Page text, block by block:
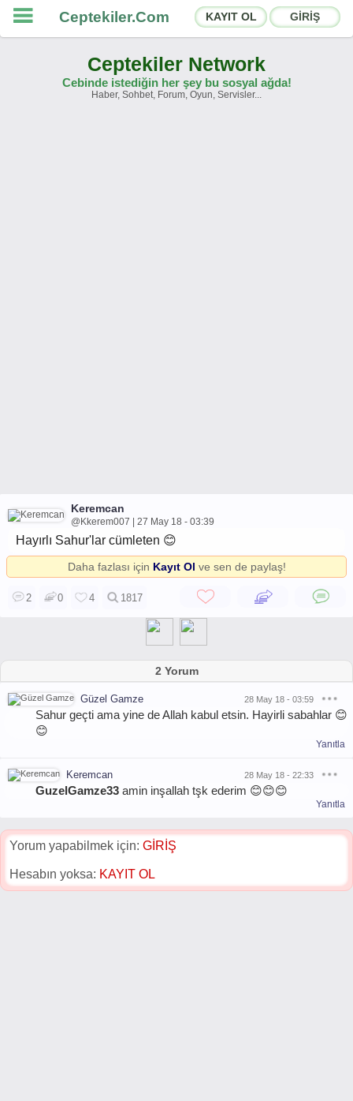
Ceptekiler.Com KAYIT OL GİRİŞ
Ceptekiler Network
Cebinde istediğin her şey bu sosyal ağda!
Haber, Sohbet, Forum, Oyun, Servisler...
Keremcan
@Kkerem007 | 27 May 18 - 03:39
Hayırlı Sahur'lar cümleten 😊
Daha fazlası için Kayıt Ol ve sen de paylaş!
2 0 4 1817
2 Yorum
Güzel Gamze 28 May 18 - 03:59
Sahur geçti ama yine de Allah kabul etsin. Hayirli sabahlar 😊
😊
Yanıtla
Keremcan 28 May 18 - 22:33
GuzelGamze33 amin inşallah tşk ederim 😊😊😊
Yanıtla
Yorum yapabilmek için: GİRİŞ
Hesabın yoksa: KAYIT OL